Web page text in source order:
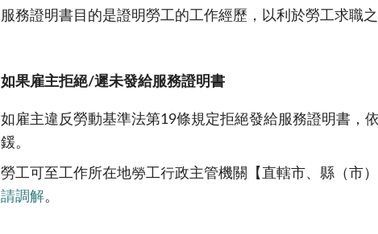
服務證明書目的是證明勞工的工作經歷，以利於勞工求職
如果雇主拒絕/遲未發給服務證明書
如雇主違反勞動基準法第19條規定拒絕發給服務證明書，
鍰。
勞工可至工作所在地勞工行政主管機關【直轄市、縣（市
請調解。